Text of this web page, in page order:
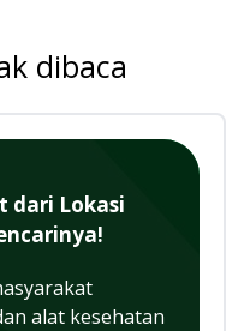
dibaca
dari Lokasi
alat kesehatan